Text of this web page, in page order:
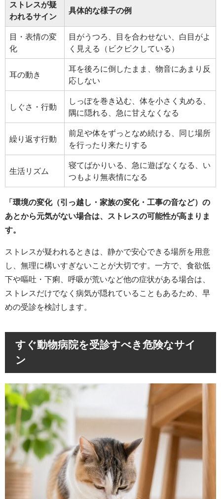
ストレスが疑
われるサイン
具体的な様子の例
目・表情の変
化
目がうつろ、目を合わせない、白目がよ
く見える（ビクビクしている）
耳の動き
耳を後ろに倒したまま、物音にあまり反
応しない
しぐさ・行動
しっぽを巻き込む、体を小さく丸める、
隅に隠れる、急に甘えなくなる
繰り返す行動
前足や体をずっとなめ続ける、同じ場所
を行ったり来たりする
生活リズム
寝てばかりいる、急に遊ばなくなる、い
つもより無表情になる
「環境の変化（引っ越し・家族の変化・工事の音など）の
あとから元気がない場合は、ストレスの可能性が高まりま
す。
ストレスが疑われるときは、静かで安心できる場所を用意
し、無理に構いすぎないことが大切です。一方で、食欲低
下や嘔吐・下痢、呼吸が荒いなど他の症状がある場合は、
ストレスだけでなく病気が隠れていることもあるため、早
めの受診を検討します。
すぐ動物病院を受診すべき危険なサイ
ン